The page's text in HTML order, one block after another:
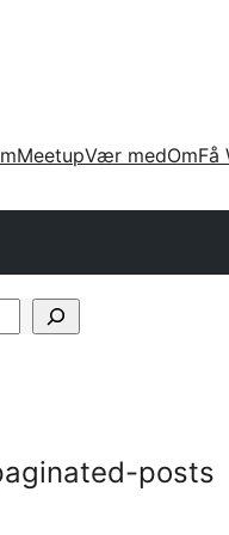
MeetupVær medOmFå
posts